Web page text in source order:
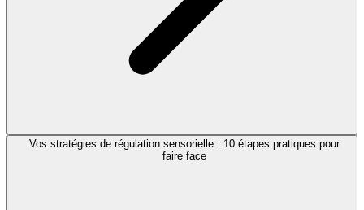
Vos stratégies de régulation sensorielle : 10 étapes pratiques pour
faire face